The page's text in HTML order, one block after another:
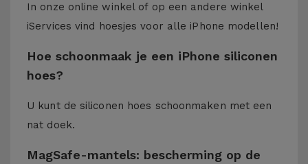
In onze online winkel of op een andere winkel
iServices vind hoesjes voor alle iPhone modellen!
Hoe schoonmaak je een iPhone siliconen
hoes?
U kunt de siliconen hoes schoonmaken met een
nat doek.
MagSafe-mantels: bescherming op de